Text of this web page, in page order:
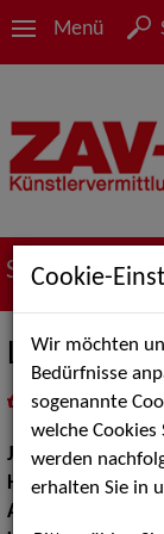
Menü
Suche nach
Lydia
inMeine
Jahrgang:1996
Haarfarbe:braun
Augenfarbe:
Cookie-
Wir möchten
Bedürfnisse
sogenannte
welche Cookies
werden
erhalten Sie in